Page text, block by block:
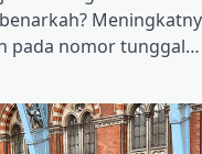
pada nomor tunggal…